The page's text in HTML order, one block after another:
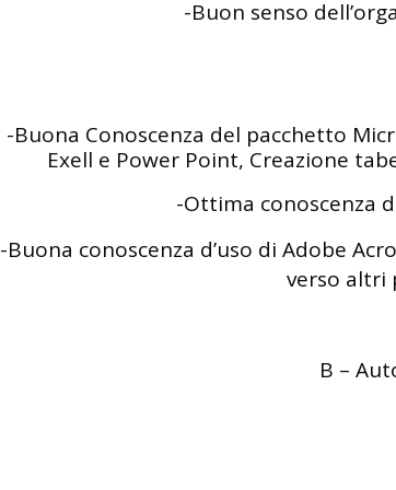
-Buon senso
-Buona Conoscenza del pacchetto
Exell e Power Point, Creazione
-Ottima conoscenza
-Buona conoscenza d’uso di Adobe
verso altri
B –